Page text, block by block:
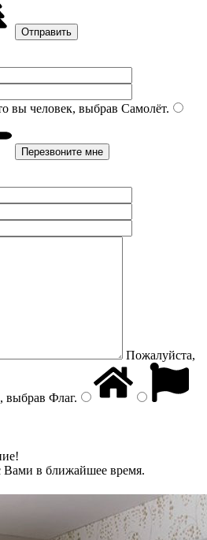
вы человек, выбрав Самолёт.
Пожалуйста,
выбрав Флаг.
Вами в ближайшее время.